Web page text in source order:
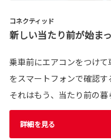
コネクティッド
新しい当たり前が始ま
乗車前にエアコンをつけ
をスマートフォンで確認す
それはもう、当たり前の暮
詳細を見る